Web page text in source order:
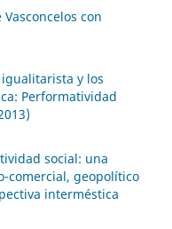
con
y los
Performatividad
social: una
comercial, geopolítico
interméstica